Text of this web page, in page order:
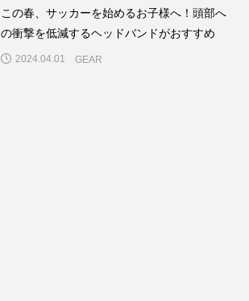
この春、サッカーを始めるお子様へ！頭部へ
の衝撃を低減するヘッドバンドがおすすめ
2024.04.01 GEAR